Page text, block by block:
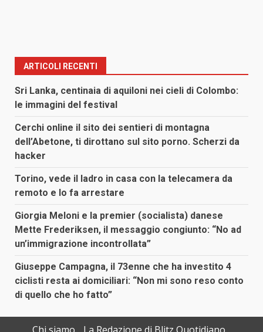
ARTICOLI RECENTI
Sri Lanka, centinaia di aquiloni nei cieli di Colombo:
le immagini del festival
Cerchi online il sito dei sentieri di montagna
dell’Abetone, ti dirottano sul sito porno. Scherzi da
hacker
Torino, vede il ladro in casa con la telecamera da
remoto e lo fa arrestare
Giorgia Meloni e la premier (socialista) danese
Mette Frederiksen, il messaggio congiunto: “No ad
un’immigrazione incontrollata”
Giuseppe Campagna, il 73enne che ha investito 4
ciclisti resta ai domiciliari: “Non mi sono reso conto
di quello che ho fatto”